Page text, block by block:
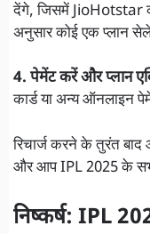
देंगे, जिसमें JioHotstar
अनुसार कोई एक प्लान
4. पेमेंट करें और प्लान
कार्ड या अन्य ऑनलाइन
रिचार्ज करने के तुरंत
और आप IPL 2025 के
निष्कर्ष: IPL